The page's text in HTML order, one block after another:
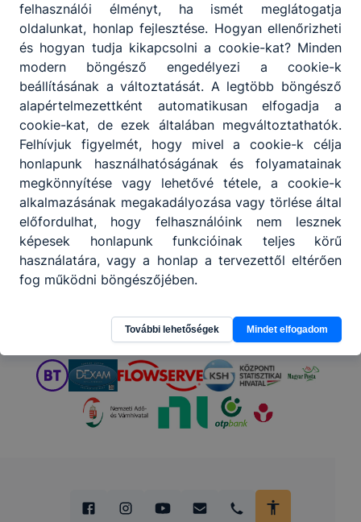
Megosztás
Partnereink
felhasználói élményt, ha ismét meglátogatja
oldalunkat, honlap fejlesztése. Hogyan ellenőrizheti
és hogyan tudja kikapcsolni a cookie-kat? Minden
modern böngésző engedélyezi a cookie-k
beállításának a változtatását. A legtöbb böngésző
alapértelmezettként automatikusan elfogadja a
cookie-kat, de ezek általában megváltoztathatók.
Felhívjuk figyelmét, hogy mivel a cookie-k célja
honlapunk használhatóságának és folyamatainak
megkönnyítése vagy lehetővé tétele, a cookie-k
alkalmazásának megakadályozása vagy törlése által
előfordulhat, hogy felhasználóink nem lesznek
képesek honlapunk funkcióinak teljes körű
használatára, vagy a honlap a tervezettől eltérően
fog működni böngészőjében.
További lehetőségek Mindet elfogadom